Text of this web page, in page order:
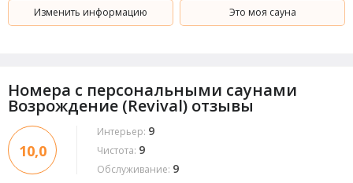
Изменить информацию Это моя сауна
Номера с персональными саунами
Возрождение (Revival) отзывы
10,0
Интерьер: 9
Чистота: 9
Обслуживание: 9